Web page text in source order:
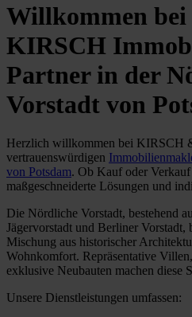
Willkommen
KIRSCH
Partner in der
Vorstadt von
Herzlich willkommen bei KIRSCH
vertrauenswürdigen
von Potsdam. Ob Kauf oder
maßgeschneiderte Lösungen und
Die Nördliche Vorstadt, bestehend
Jägervorstadt und Berliner Vorstadt,
Mischung aus historischer
Wohnkomfort. Repräsentative
exklusive Neubauten machen diese
Unsere Dienstleistungen umfassen: